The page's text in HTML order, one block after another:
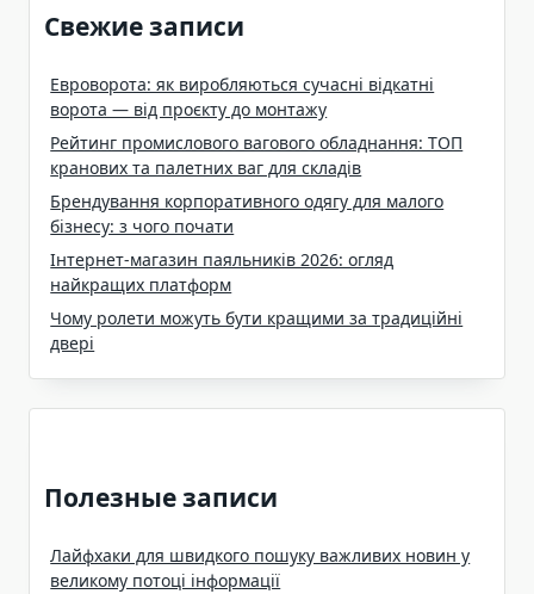
Свежие записи
Евроворота: як виробляються сучасні відкатні
ворота — від проєкту до монтажу
Рейтинг промислового вагового обладнання: ТОП
кранових та палетних ваг для складів
Брендування корпоративного одягу для малого
бізнесу: з чого почати
Інтернет-магазин паяльників 2026: огляд
найкращих платформ
Чому ролети можуть бути кращими за традиційні
двері
Полезные записи
Лайфхаки для швидкого пошуку важливих новин у
великому потоці інформації